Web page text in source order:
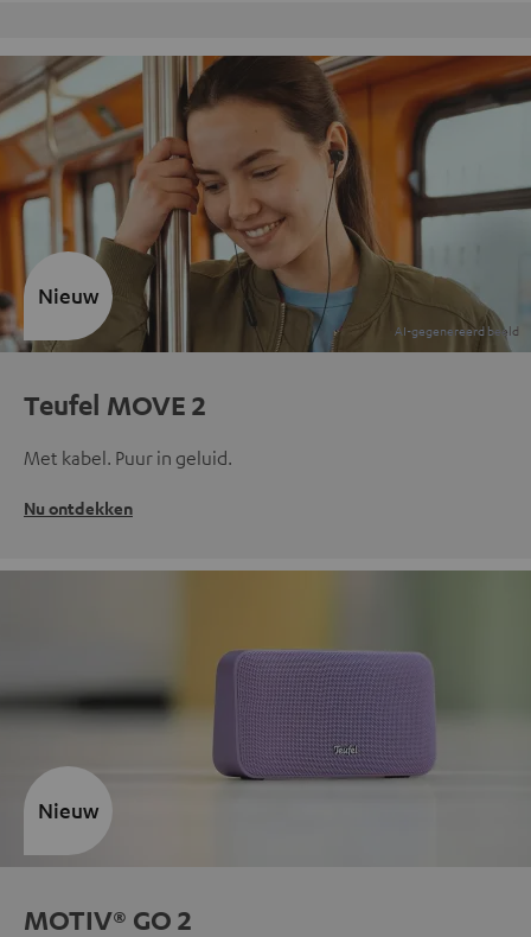
Teufel MOVE 2
Met kabel. Puur in geluid.
Nu ontdekken
Nieuw
MOTIV® GO 2
Nieuw